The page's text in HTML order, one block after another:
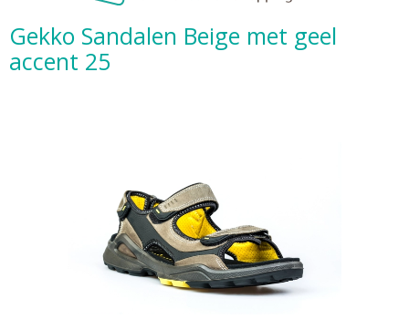
Gekko Sandalen Beige met geel
accent 25